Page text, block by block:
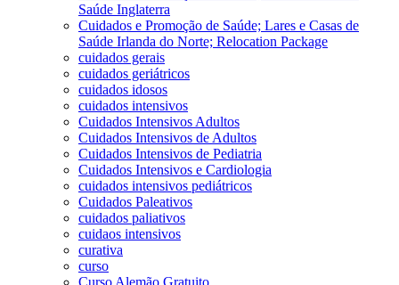
Saúde Inglaterra
Cuidados e Promoção de Saúde; Lares e Casas de
Saúde Irlanda do Norte; Relocation Package
cuidados gerais
cuidados geriátricos
cuidados idosos
cuidados intensivos
Cuidados Intensivos Adultos
Cuidados Intensivos de Adultos
Cuidados Intensivos de Pediatria
Cuidados Intensivos e Cardiologia
cuidados intensivos pediátricos
Cuidados Paleativos
cuidados paliativos
cuidaos intensivos
curativa
curso
Curso Alemão Gratuito